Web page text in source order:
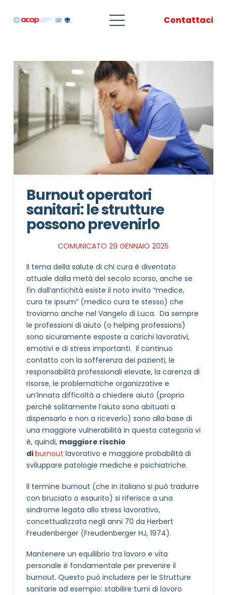
Contattaci
Burnout operatori
sanitari: le strutture
possono prevenirlo
COMUNICATO 29 GENNAIO 2025
Il tema della salute di chi cura è diventato
attuale dalla metà del secolo scorso, anche se
fin dall’antichità esiste il noto invito “medice,
cura te ipsum” (medico cura te stesso) che
troviamo anche nel Vangelo di Luca. Da sempre
le professioni di aiuto (o helping professions)
sono sicuramente esposte a carichi lavorativi,
emotivi e di stress importanti. Il continuo
contatto con la sofferenza dei pazienti, le
responsabilità professionali elevate, la carenza di
risorse, le problematiche organizzative e
un’innata difficoltà a chiedere aiuto (proprio
perché solitamente l’aiuto sono abituati a
dispensarlo e non a riceverlo) sono alla base di
una maggiore vulnerabilità in questa categoria vi
è, quindi, maggiore rischio
diburnout lavorativo e maggiore probabilità di
sviluppare patologie mediche e psichiatriche.
Il termine burnout (che in italiano si può tradurre
con bruciato o esaurito) si riferisce a una
sindrome legata allo stress lavorativo,
concettualizzata negli anni 70 da Herbert
Freudenberger (Freudenberger HJ, 1974).
Mantenere un equilibrio tra lavoro e vita
personale è fondamentale per prevenire il
burnout. Questo può includere per le Strutture
sanitarie ad esempio: stabilire turni di lavoro